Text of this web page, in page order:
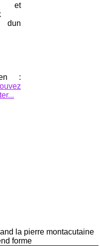
et
dun
en :
la pierre montacutaine
forme